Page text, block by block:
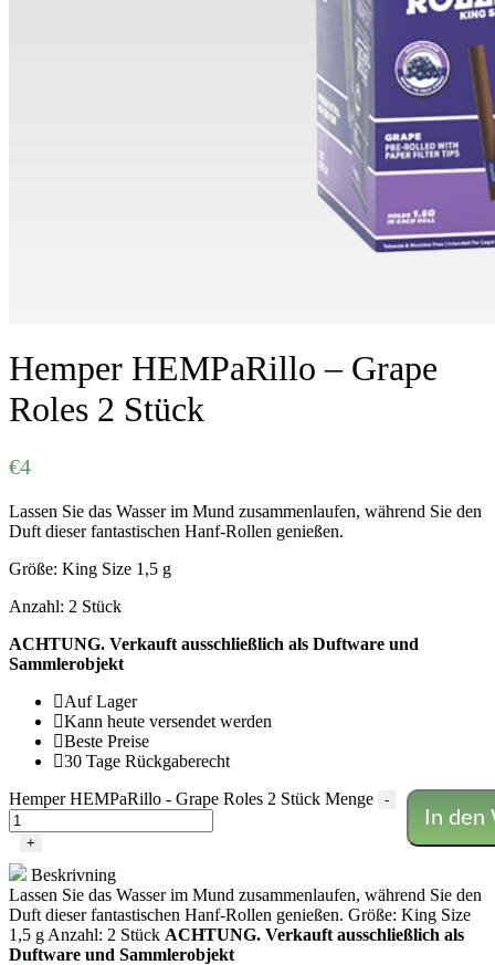
Hemper HEMPaRillo – Grape
Roles 2 Stück
€4
Lassen Sie das Wasser im Mund zusammenlaufen, während Sie den
Duft dieser fantastischen Hanf-Rollen genießen.
Größe: King Size 1,5 g
Anzahl: 2 Stück
ACHTUNG. Verkauft ausschließlich als Duftware und
Sammlerobjekt
Auf Lager
Kann heute versendet werden
Beste Preise
30 Tage Rückgaberecht
Hemper HEMPaRillo - Grape Roles 2 Stück Menge
-
+
In den
Beskrivning
Lassen Sie das Wasser im Mund zusammenlaufen, während Sie den
Duft dieser fantastischen Hanf-Rollen genießen. Größe: King Size
1,5 g Anzahl: 2 Stück ACHTUNG. Verkauft ausschließlich als
Duftware und Sammlerobjekt